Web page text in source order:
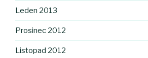
Leden 2013
Prosinec 2012
Listopad 2012